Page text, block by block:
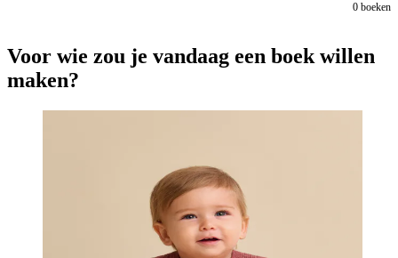
0 boeken
Voor wie zou je vandaag een boek willen
maken?